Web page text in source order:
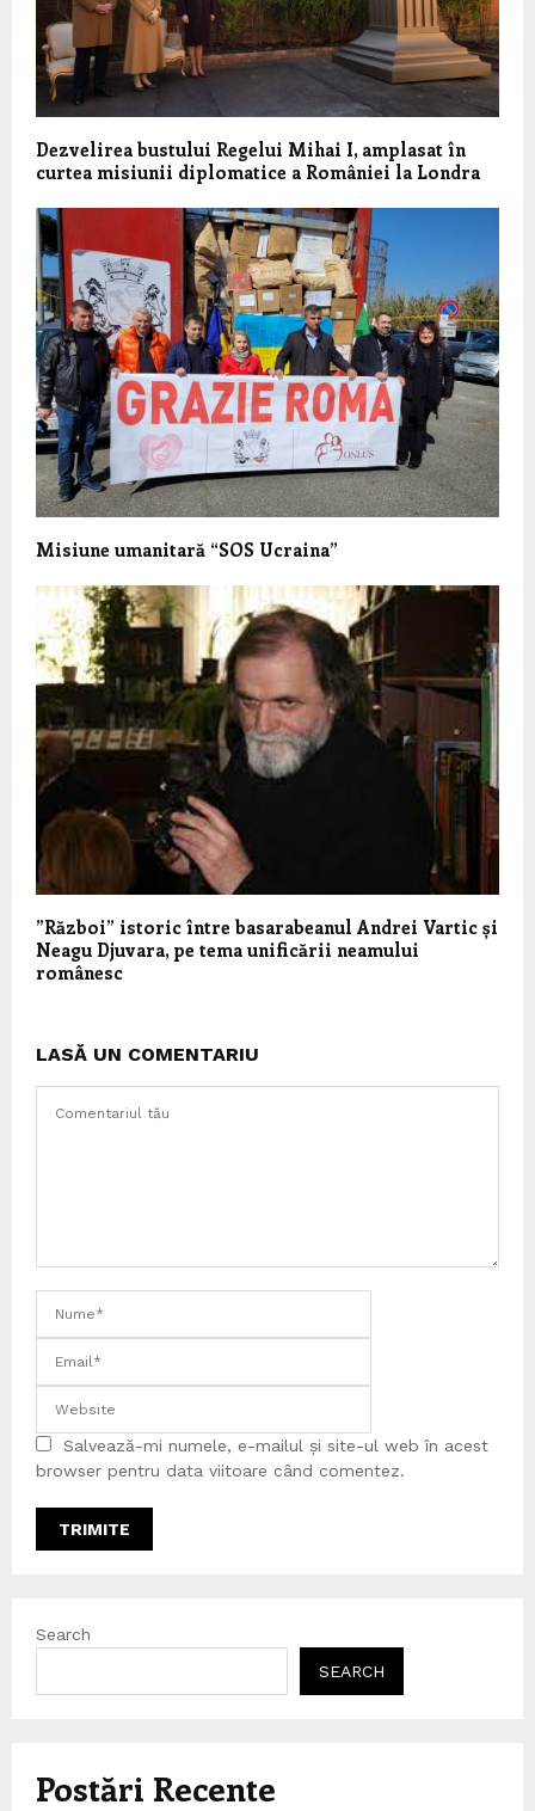
Dezvelirea bustului Regelui Mihai I, amplasat în
curtea misiunii diplomatice a României la Londra
Misiune umanitară “SOS Ucraina”
”Război” istoric între basarabeanul Andrei Vartic și
Neagu Djuvara, pe tema unificării neamului
românesc
LASĂ UN COMENTARIU
Salvează-mi numele, e-mailul și site-ul web în acest
browser pentru data viitoare când comentez.
Search
SEARCH
Postări Recente